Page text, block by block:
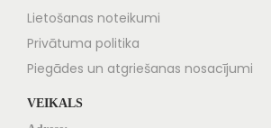
Lietošanas noteikumi
Privātuma politika
Piegādes un atgriešanas nosacījumi
VEIKALS